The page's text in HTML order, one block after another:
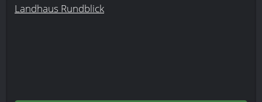
Landhaus Rundblick